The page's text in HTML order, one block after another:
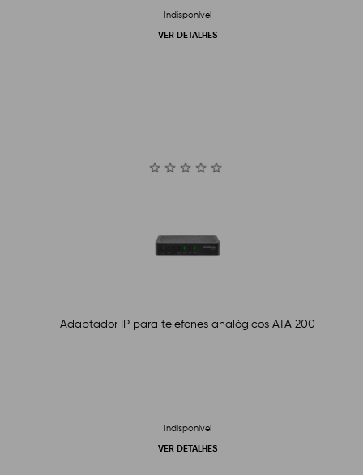
Indisponível
VER DETALHES
Adaptador IP para telefones analógicos ATA 200
Indisponível
VER DETALHES